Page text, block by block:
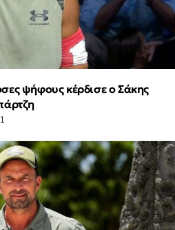
ψήφους κέρδισε ο Σάκης